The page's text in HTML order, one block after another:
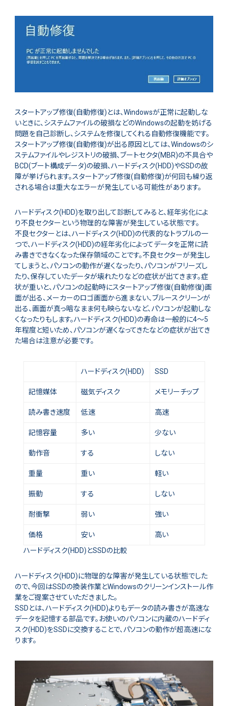
スタートアップ修復(自動修復)とは、Windowsが正常に起動しな
いときに、システムファイルの破損などのWindowsの起動を妨げる
問題を自己診断し、システムを修復してくれる自動修復機能です。
スタートアップ修復(自動修復)が出る原因としては、Windowsのシ
ステムファイルやレジストリの破損、ブートセクタ(MBR)の不具合や
BCD(ブート構成データ)の破損、ハードディスク(HDD)やSSDの故
障が挙げられます。スタートアップ修復(自動修復)が何回も繰り返
される場合は重大なエラーが発生している可能性があります。
ハードディスク(HDD)を取り出して診断してみると、経年劣化によ
り不良セクターという物理的な障害が発生している状態です。
不良セクターとは、ハードディスク(HDD)の代表的なトラブルの一
つで、ハードディスク(HDD)の経年劣化によってデータを正常に読
み書きできなくなった保存領域のことです。不良セクターが発生し
てしまうと、パソコンの動作が遅くなったり、パソコンがフリーズし
たり、保存していたデータが壊れたりなどの症状が出てきます。症
状が重いと、パソコンの起動時にスタートアップ修復(自動修復)画
面が出る、メーカーのロゴ画面から進まない、ブルースクリーンが
出る、画面が真っ暗なまま何も映らないなど、パソコンが起動しな
くなったりもします。ハードディスク(HDD)の寿命は一般的に4～5
年程度と短いため、パソコンが遅くなってきたなどの症状が出てき
た場合は注意が必要です。
ハードディスク(HDD) SSD
記憶媒体 磁気ディスク メモリーチップ
読み書き速度 低速 高速
記憶容量 多い 少ない
動作音 する しない
重量 重い 軽い
振動 する しない
耐衝撃 弱い 強い
価格 安い
高い
ハードディスク(HDD)とSSDの比較
ハードディスク(HDD)に物理的な障害が発生している状態でした
ので、今回はSSDの換装作業とWindowsのクリーンインストール作
業をご提案させていただきました。
SSDとは、ハードディスク(HDD)よりもデータの読み書きが高速な
データを記憶する部品です。お使いのパソコンに内蔵のハードディ
スク(HDD)をSSDに交換することで、パソコンの動作が超高速にな
ります。